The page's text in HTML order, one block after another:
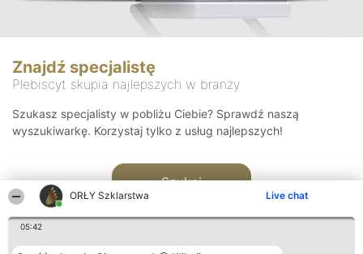
ORŁY Szklarstwa Live chat
05:42
Znajdź specjalistę
Plebiscyt skupia najlepszych w branży
Szukasz specjalisty w pobliżu Ciebie? Sprawdź naszą
wyszukiwarkę. Korzystaj tylko z usług najlepszych!
Szukaj